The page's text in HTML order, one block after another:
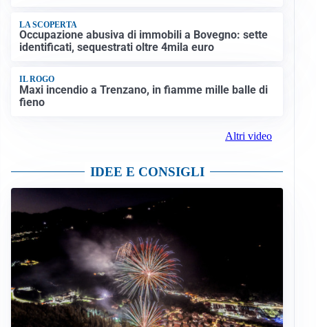
LA SCOPERTA
Occupazione abusiva di immobili a Bovegno: sette
identificati, sequestrati oltre 4mila euro
IL ROGO
Maxi incendio a Trenzano, in fiamme mille balle di
fieno
Altri video
IDEE E CONSIGLI